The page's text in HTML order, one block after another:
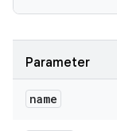
Parameter
name